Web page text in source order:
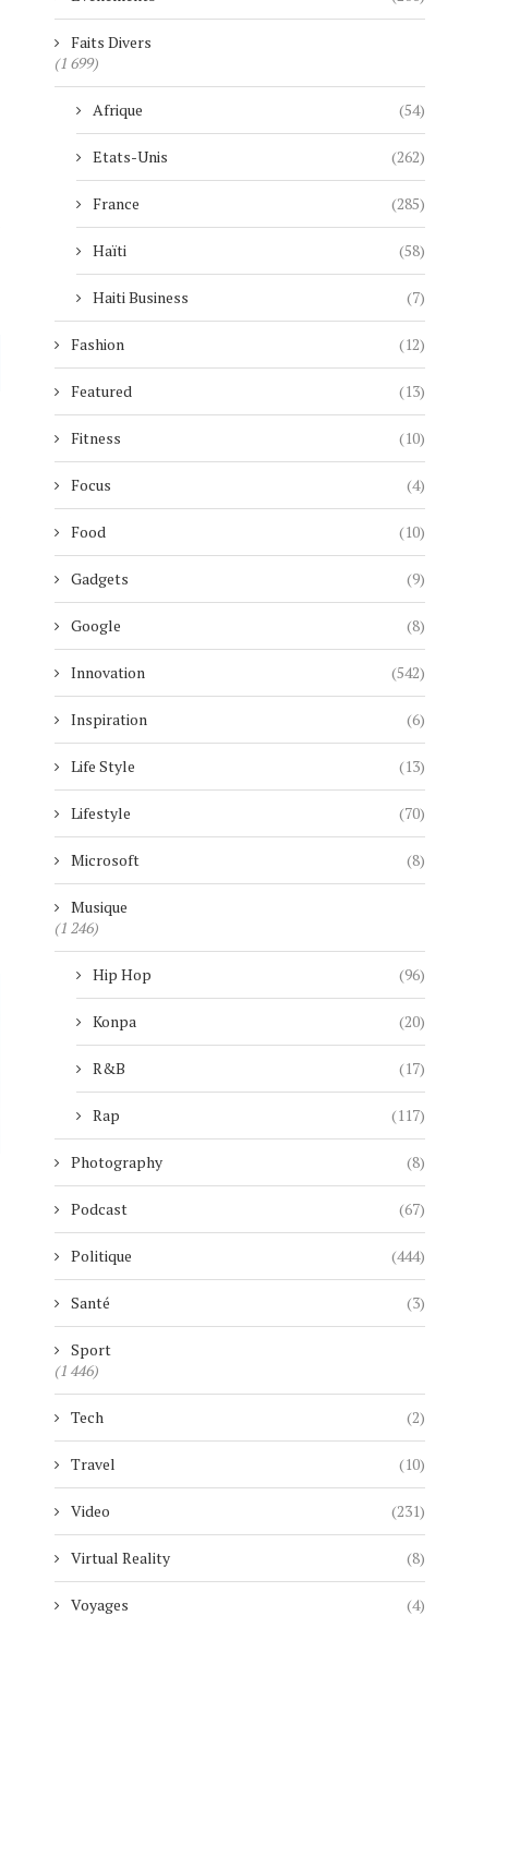
SEPT ANS APRÈS SON ANNONCE,
MARVEL ABANDONNE
4 août 2026
MICKAEL GUIRAND
LEGACY TOUR »,
CÉLÉBRATION...
4 août 2026
Faits Divers
(1 699)
Afrique (54)
Etats-Unis (262)
France (285)
Haïti (58)
Haiti Business (7)
Fashion (12)
Featured (13)
Fitness (10)
Focus (4)
Food (10)
Gadgets (9)
Google (8)
Innovation (542)
Inspiration (6)
Life Style (13)
Lifestyle (70)
Microsoft (8)
Musique
(1 246)
Hip Hop (96)
Konpa (20)
R&B (17)
Rap (117)
Photography (8)
Podcast (67)
Politique (444)
Santé (3)
Sport
(1 446)
Tech (2)
Travel (10)
Video (231)
Virtual Reality (8)
Voyages (4)